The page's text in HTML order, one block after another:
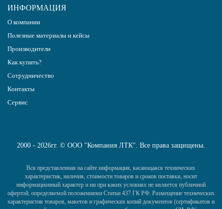
ИНФОРМАЦИЯ
О компании
Полезные материалы и кейсы
Производители
Как купить?
Сотрудничество
Контакты
Сервис
2000 - 2026гг. © ООО "Компания ЛТК". Все права защищены.
Вся представленная на сайте информация, касающаяся технических
характеристик, наличия, стоимости товаров и сроков поставки, носит
информационный характер и ни при каких условиях не является публичной
офертой, определяемой положениями Статьи 437 ГК РФ. Размещение технических
характеристик товаров, макетов и графических копий документов (сертификатов и